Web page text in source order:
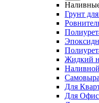
Грунт
Жидкий
Для
Для